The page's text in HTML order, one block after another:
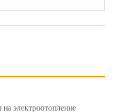
электроотопление